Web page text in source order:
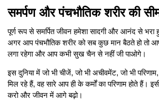
समर्पण और पंचभौतिक शरीर की
पूर्ण रूप से समर्पित जीवन हमेशा सादगी और आनंद से
अगर आप पंचभौतिक शरीर को सब कुछ मान बैठते हो तो
लगा रहेगा और आप कभी सुख चैन से नहीं जी पाओगे।
इस दुनिया में जो भी चीजें, जो भी अचीवमेंट, जो भी
मिल रहे हैं, वह सारे आप ही के कर्मों का परिणाम होते हैं।
करो और जीवन में आगे बढ़ो।